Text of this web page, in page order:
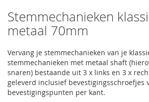
Stemmechanieken
metaal 70mm
Vervang je stemmechanieken van je
stemmechanieken met metaal shaft
snaren) bestaande uit 3 x links en 3 x
geleverd inclusief bevestigingsschroefjes
bevestigingspunten per kant.